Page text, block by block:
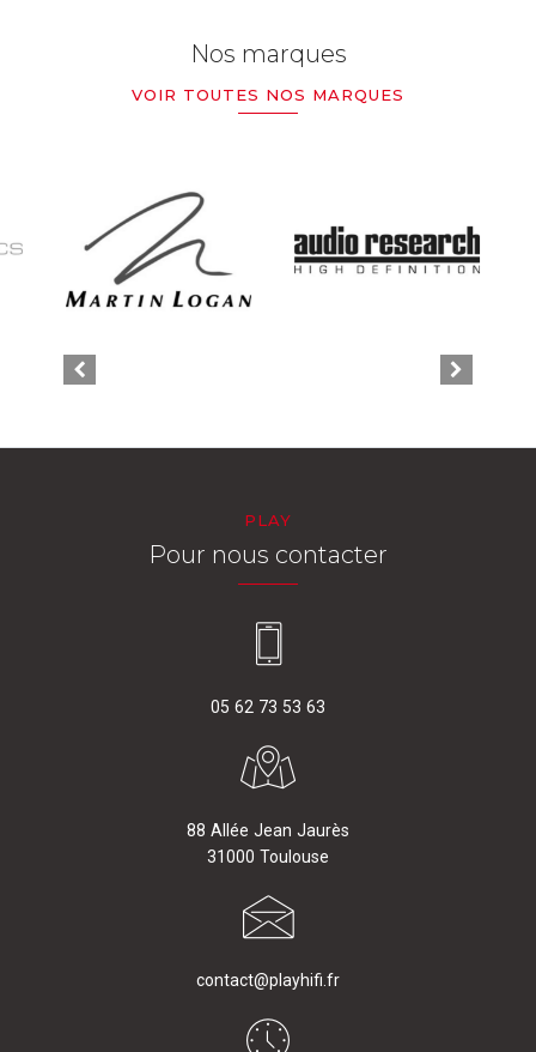
Nos marques
VOIR TOUTES NOS MARQUES
PLAY
Pour nous contacter
05 62 73 53 63
88 Allée Jean Jaurès
31000 Toulouse
contact@playhifi.fr